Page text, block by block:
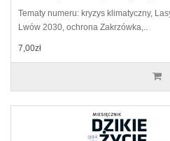
Tematy numeru: kryzys klimatyczny,
Lwów 2030, ochrona Zakrzówka,..
7,00zł